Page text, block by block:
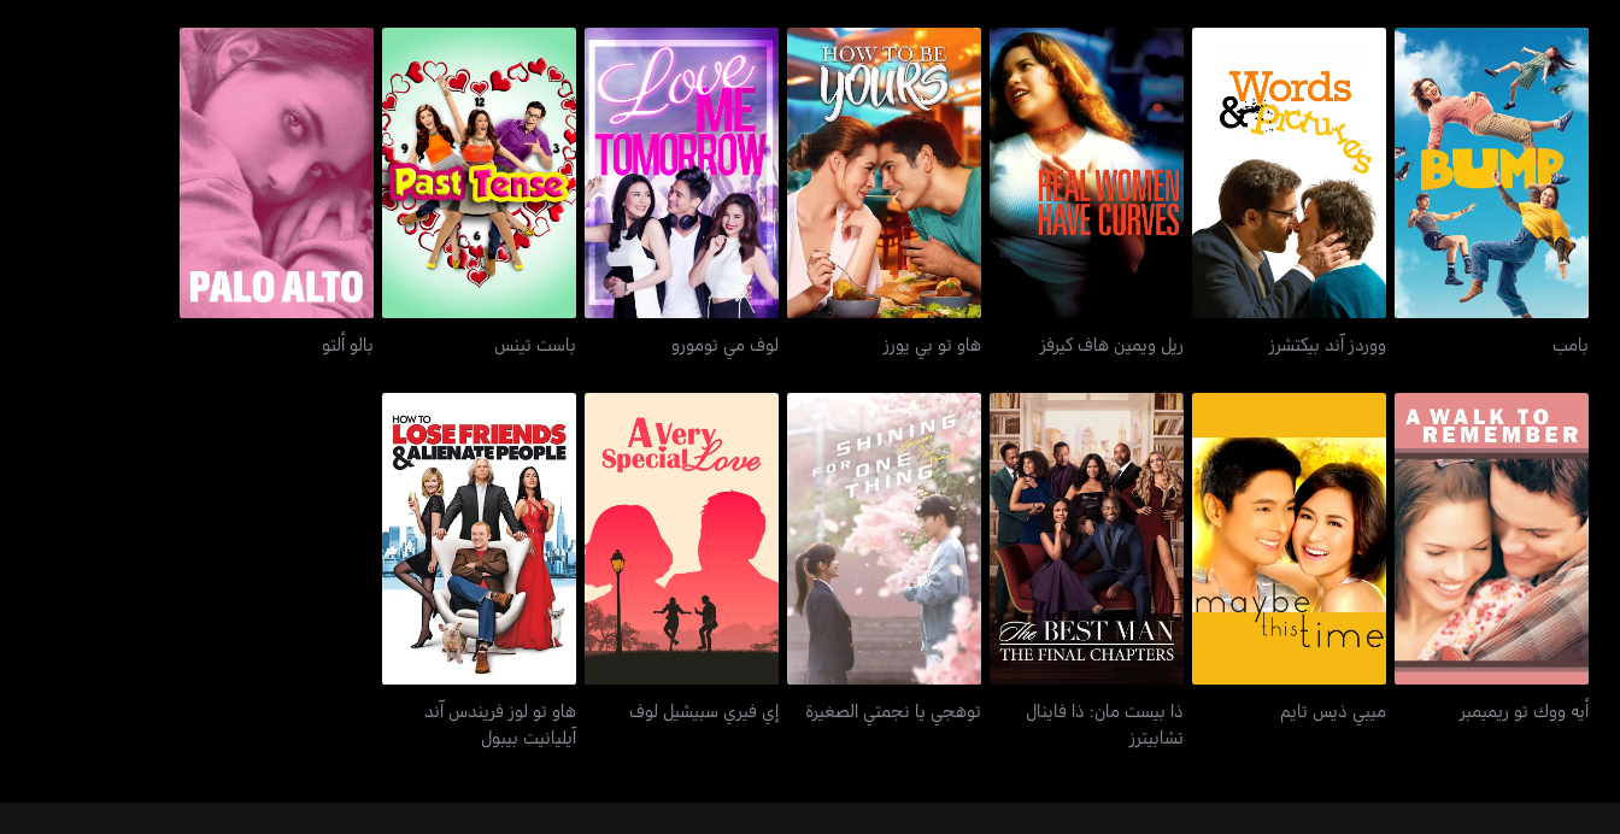
بامب
بامب
ووردز آند بيكتشرز
ووردز آند بيكتشرز
ريل ويمين هاف كيرفز
ريل ويمين هاف كيرفز
هاو تو بي يورز
هاو تو بي يورز
لوف مي تومورو
لوف مي تومورو
باست تينس
باست تينس
بالو ألتو
بالو ألتو
أيه ووك تو ريميمبر
أيه ووك تو ريميمبر
ميبي ذيس تايم
ميبي ذيس تايم
ذا بيست مان: ذا فاينال
تشابيترز
ذا بيست مان: ذا فاينال
تشابيترز
توهجي يا نجمتي الصغيرة
توهجي يا نجمتي الصغيرة
إي فيري سبيشيل لوف
إي فيري سبيشيل لوف
هاو تو لوز فريندس آند
آيليانيت بيبول
هاو تو لوز فريندس آند
آيليانيت بيبول